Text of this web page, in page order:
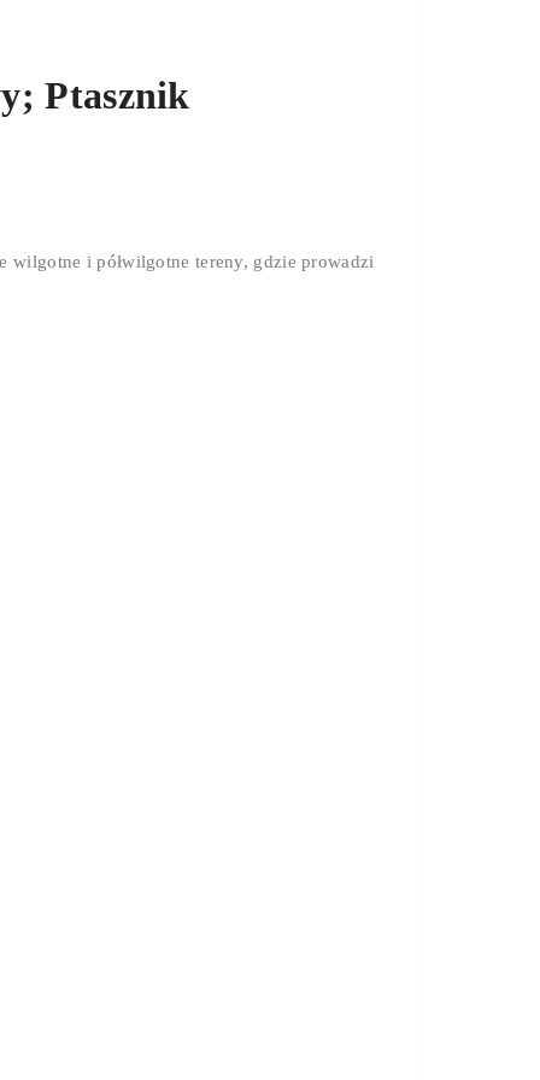
Ptasznik
wilgotne i półwilgotne tereny, gdzie prowadzi